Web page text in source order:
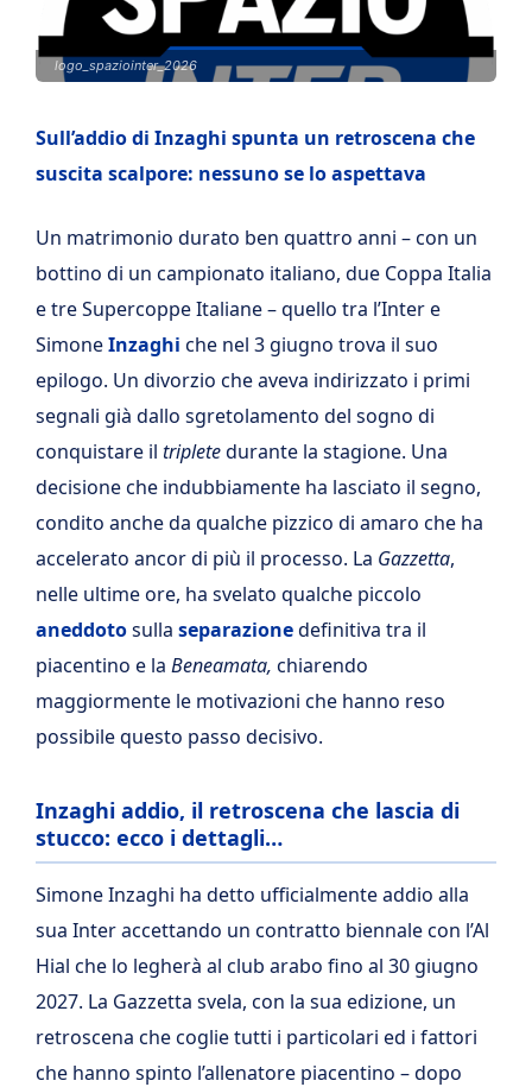
logo_spaziointer_2026
Sull’addio di Inzaghi spunta un retroscena che
suscita scalpore: nessuno se lo aspettava
Un matrimonio durato ben quattro anni – con un
bottino di un campionato italiano, due Coppa Italia
e tre Supercoppe Italiane – quello tra l’Inter e
SimoneInzaghi che nel 3 giugno trova il suo
epilogo. Un divorzio che aveva indirizzato i primi
segnali già dallo sgretolamento del sogno di
conquistare il tripletedurante la stagione. Una
decisione che indubbiamente ha lasciato il segno,
condito anche da qualche pizzico di amaro che ha
accelerato ancor di più il processo. La Gazzetta,
nelle ultime ore, ha svelato qualche piccolo
aneddotosulla separazionedefinitiva tra il
piacentino e la Beneamata, chiarendo
maggiormente le motivazioni che hanno reso
possibile questo passo decisivo.
Inzaghi addio, il retroscena che lascia di
stucco: ecco i dettagli…
Simone Inzaghi ha detto ufficialmente addio alla
sua Inter accettando un contratto biennale con l’Al
Hial che lo legherà al club arabo fino al 30 giugno
2027. La Gazzetta svela, con la sua edizione, un
retroscena che coglie tutti i particolari ed i fattori
che hanno spinto l’allenatore piacentino – dopo